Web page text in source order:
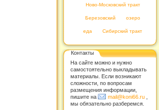
Ново-Московский тракт
Березовский озеро
еда Сибирский тракт
Контакты
На сайте можно и нужно
самостоятельно выкладывать
материалы. Если возникают
сложности, по вопросам
размещения информации,
пишите на
mail@koni66.ru
мы обязательно разберемся.